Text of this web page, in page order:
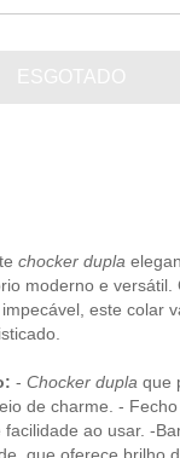
chocker dupla
moderno e versátil.
este colar
- Chocker dupla que
de charme. - Fecho
ao usar. -